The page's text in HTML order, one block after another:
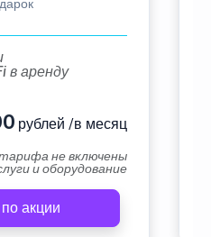
в аренду
рублей /в месяц
не включены
и оборудование
акции